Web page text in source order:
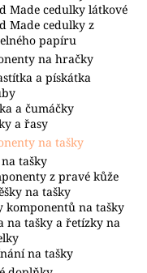
Made cedulky látkové
Made cedulky z
papíru
na hračky
a pískátka
a čumáčky
a řasy
na tašky
tašky
z pravé kůže
na tašky
komponentů na tašky
na tašky a řetízky na
na tašky